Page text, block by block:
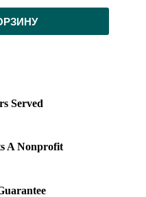
Served
A Nonprofit